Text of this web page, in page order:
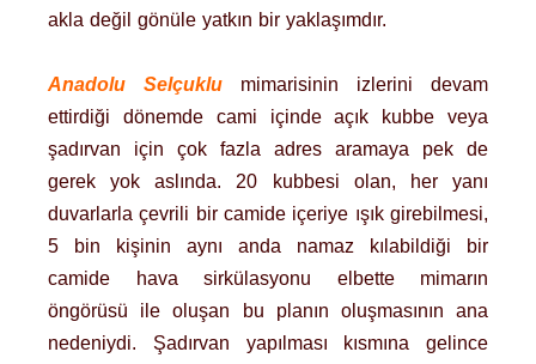
akla değil gönüle yatkın bir yaklaşımdır.
Anadolu Selçuklu mimarisinin izlerini devam
ettirdiği dönemde cami içinde açık kubbe veya
şadırvan için çok fazla adres aramaya pek de
gerek yok aslında. 20 kubbesi olan, her yanı
duvarlarla çevrili bir camide içeriye ışık girebilmesi,
5 bin kişinin aynı anda namaz kılabildiği bir
camide hava sirkülasyonu elbette mimarın
öngörüsü ile oluşan bu planın oluşmasının ana
nedeniydi. Şadırvan yapılması kısmına gelince